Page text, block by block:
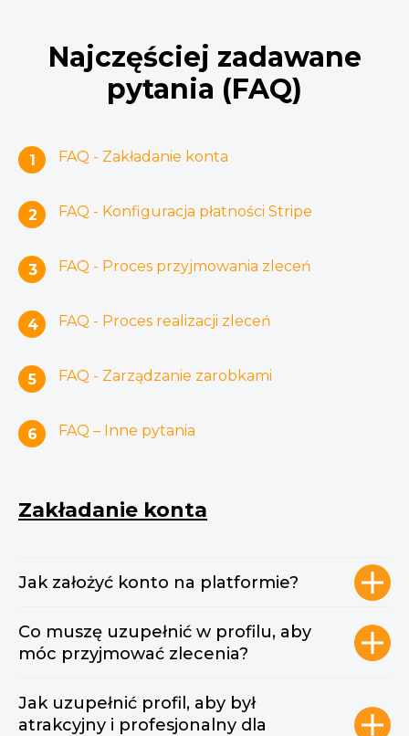
Najczęściej zadawane
pytania (FAQ)
1 FAQ - Zakładanie konta
2 FAQ - Konfiguracja płatności Stripe
3 FAQ - Proces przyjmowania zleceń
4 FAQ - Proces realizacji zleceń
5 FAQ - Zarządzanie zarobkami
6 FAQ – Inne pytania
Zakładanie konta
Jak założyć konto na platformie?
Co muszę uzupełnić w profilu, aby
móc przyjmować zlecenia?
Jak uzupełnić profil, aby był
atrakcyjny i profesjonalny dla